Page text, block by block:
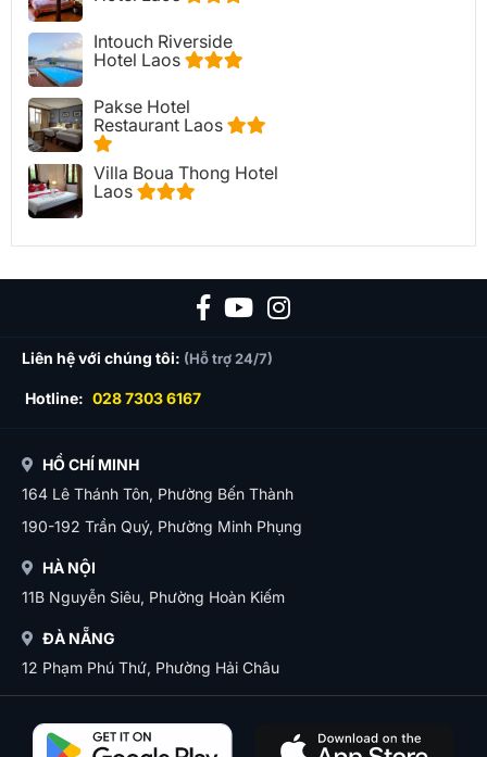
Intouch Riverside
Hotel Laos
Pakse Hotel
Restaurant Laos
Villa Boua Thong Hotel
Laos
Liên hệ với chúng tôi: (Hỗ trợ 24/7)
Hotline: 028 7303 6167
HỒ CHÍ MINH
164 Lê Thánh Tôn, Phường Bến Thành
190-192 Trần Quý, Phường Minh Phụng
HÀ NỘI
11B Nguyễn Siêu, Phường Hoàn Kiếm
ĐÀ NẴNG
12 Phạm Phú Thứ, Phường Hải Châu